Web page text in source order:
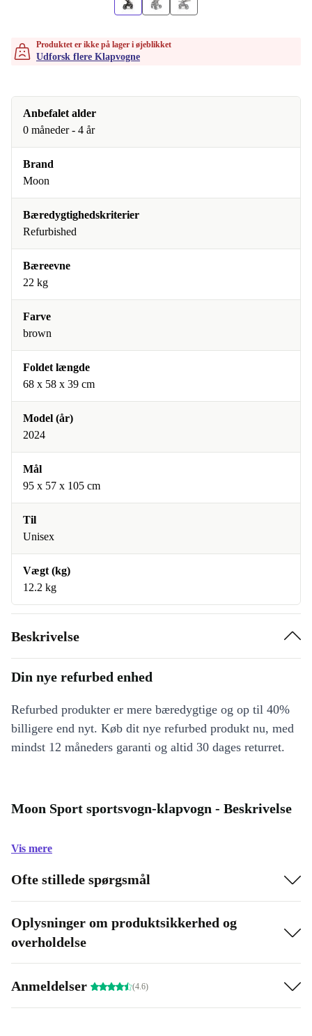
Produktet er ikke på lager i øjeblikket
Udforsk flere Klapvogne
Anbefalet alder
0 måneder - 4 år
Brand
Moon
Bæredygtighedskriterier
Refurbished
Bæreevne
22 kg
Farve
brown
Foldet længde
‎68 x 58 x 39 cm
Model (år)
2024
Mål
‎95 x 57 x 105 cm
Til
Unisex
Vægt (kg)
12.2 kg
Beskrivelse
Din nye refurbed enhed
Refurbed produkter er mere bæredygtige og op til 40%
billigere end nyt. Køb dit nye refurbed produkt nu, med
mindst 12 måneders garanti og altid 30 dages returret.
Moon Sport sportsvogn-klapvogn - Beskrivelse
Vis mere
Ofte stillede spørgsmål
Oplysninger om produktsikkerhed og
overholdelse
Anmeldelser (4.6)